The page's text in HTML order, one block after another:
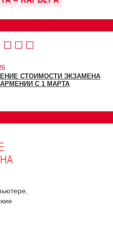
СТОИМОСТИ ЭКЗАМЕНА
АРМЕНИИ С 1 МАРТА
НА